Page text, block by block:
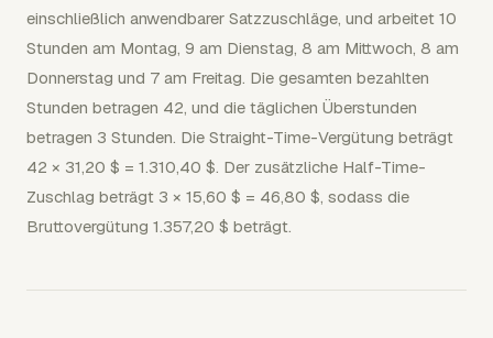
einschließlich anwendbarer Satzzuschläge, und arbeitet 10
Stunden am Montag, 9 am Dienstag, 8 am Mittwoch, 8 am
Donnerstag und 7 am Freitag. Die gesamten bezahlten
Stunden betragen 42, und die täglichen Überstunden
betragen 3 Stunden. Die Straight-Time-Vergütung beträgt
42 × 31,20 $ = 1.310,40 $. Der zusätzliche Half-Time-
Zuschlag beträgt 3 × 15,60 $ = 46,80 $, sodass die
Bruttovergütung 1.357,20 $ beträgt.